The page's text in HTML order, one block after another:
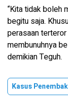
“Kita tidak boleh
begitu saja.
perasaan
membunuhnya
demikian Teguh.
Kasus